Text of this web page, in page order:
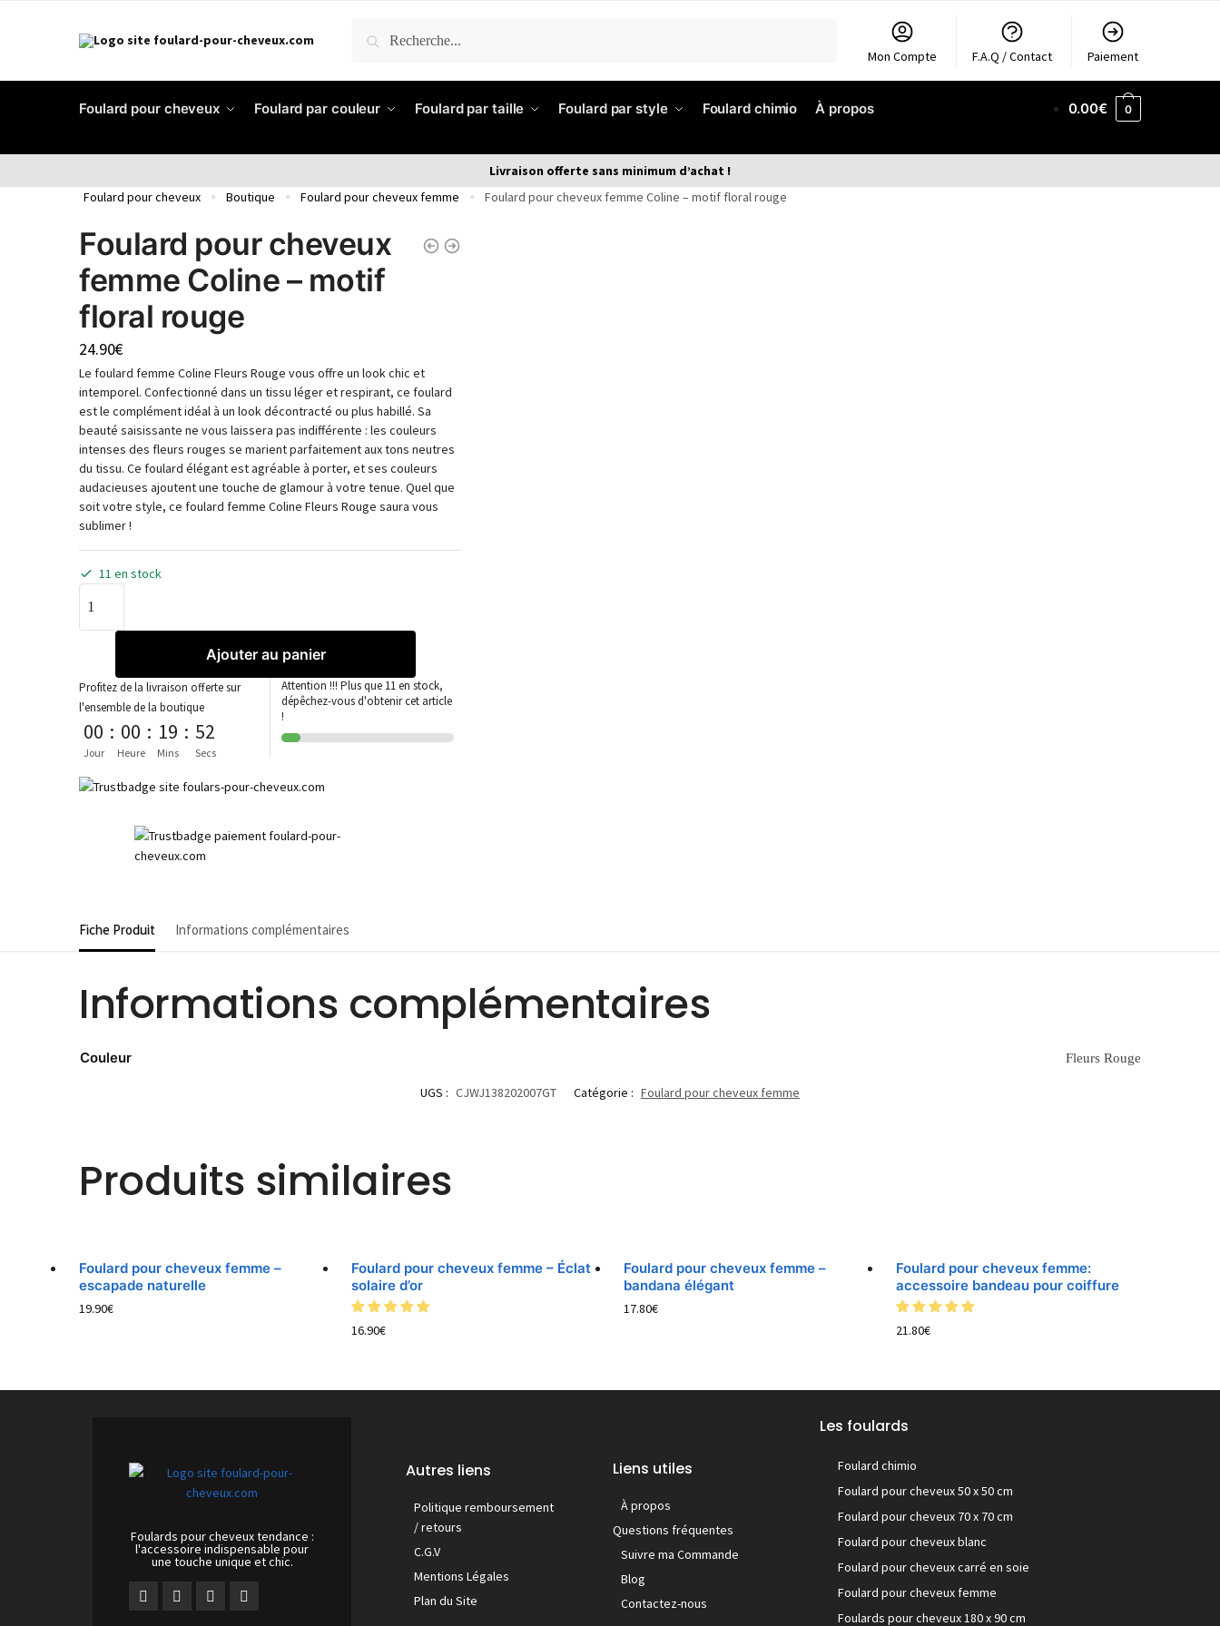
RECHERCHE
Mon Compte F.A.Q / Contact Paiement
Foulard pour cheveux Foulard par couleur Foulard par taille Foulard par style Foulard chimio À propos 0.00€ 0
Livraison offerte sans minimum d’achat !
Foulard pour cheveux
» Boutique » Foulard pour cheveux femme » Foulard pour cheveux femme Coline – motif floral rouge
Foulard pour cheveux
femme Coline – motif
floral rouge
24.90€
Le foulard femme Coline Fleurs Rouge vous offre un look chic et
intemporel. Confectionné dans un tissu léger et respirant, ce foulard
est le complément idéal à un look décontracté ou plus habillé. Sa
beauté saisissante ne vous laissera pas indifférente : les couleurs
intenses des fleurs rouges se marient parfaitement aux tons neutres
du tissu. Ce foulard élégant est agréable à porter, et ses couleurs
audacieuses ajoutent une touche de glamour à votre tenue. Quel que
soit votre style, ce foulard femme Coline Fleurs Rouge saura vous
sublimer !
11 en stock
Ajouter au panier
Profitez de la livraison offerte sur
l'ensemble de la boutique
00
Jour
: 00
Heure
: 19
Mins
: 52
Secs
Attention !!! Plus que 11 en stock,
dépêchez-vous d'obtenir cet article
!
Fiche Produit Informations complémentaires
Informations complémentaires
Couleur Fleurs Rouge
UGS : CJWJ138202007GT Catégorie : Foulard pour cheveux femme
Produits similaires
Foulard pour cheveux femme –
escapade naturelle
19.90€
Foulard pour cheveux femme – Éclat
solaire d’or
16.90€
Foulard pour cheveux femme –
bandana élégant
17.80€
Foulard pour cheveux femme:
accessoire bandeau pour coiffure
21.80€
Foulards pour cheveux tendance :
l'accessoire indispensable pour
une touche unique et chic.
Autres liens
Politique remboursement
/ retours
C.G.V
Mentions Légales
Plan du Site
Liens utiles
À propos
Questions fréquentes
Suivre ma Commande
Blog
Contactez-nous
Les foulards
Foulard chimio
Foulard pour cheveux 50 x 50 cm
Foulard pour cheveux 70 x 70 cm
Foulard pour cheveux blanc
Foulard pour cheveux carré en soie
Foulard pour cheveux femme
Foulards pour cheveux 180 x 90 cm